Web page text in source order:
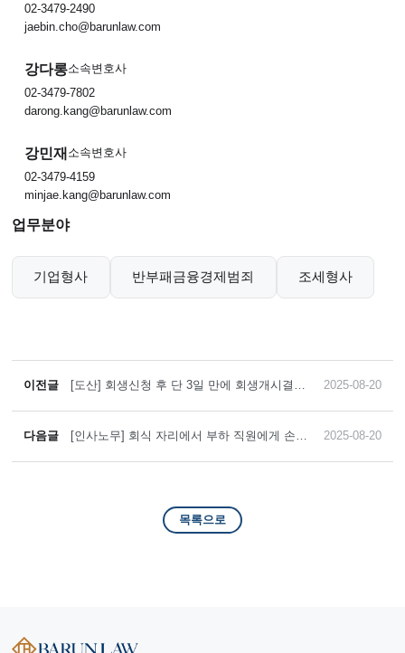
02-3479-2490
jaebin.cho@barunlaw.com
강다롱소속변호사
02-3479-7802
darong.kang@barunlaw.com
강민재 소속변호사
02-3479-4159
minjae.kang@barunlaw.com
업무분야
기업형사 반부패금융경제범죄 조세형사
이전글
[도산] 회생신청 후 단 3일 만에 회생개시결정
2025-08-20
다음글
[인사노무] 회식 자리에서 부하 직원에게 손깍
상사에게 면직 처분을 내린 것이 정당하다는
2025-08-20
목록으로